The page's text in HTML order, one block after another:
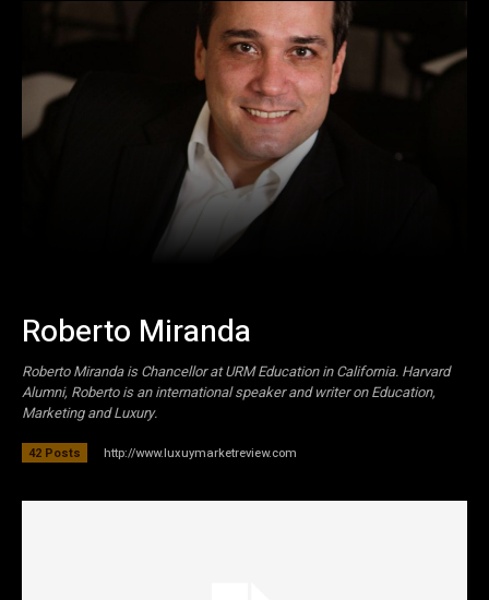
Roberto Miranda
Roberto Miranda is Chancellor at URM Education in California. Harvard
Alumni, Roberto is an international speaker and writer on Education,
Marketing and Luxury.
42 Posts http://www.luxuymarketreview.com